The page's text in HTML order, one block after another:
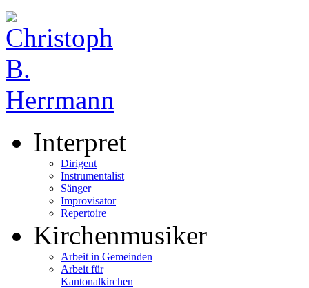
Interpret
Dirigent
Instrumentalist
Sänger
Improvisator
Repertoire
Kirchenmusiker
Arbeit in Gemeinden
Arbeit für
Kantonalkirchen